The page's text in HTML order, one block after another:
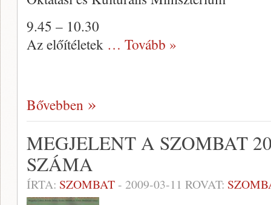
9.45 – 10.30
Az előítéletek … Tovább »
Bővebben
MEGJELENT A SZOMBAT
SZÁMA
ÍRTA: SZOMBAT- 2009-03-11 ROVAT: